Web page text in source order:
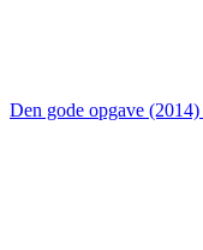
Den gode opgave (2014)